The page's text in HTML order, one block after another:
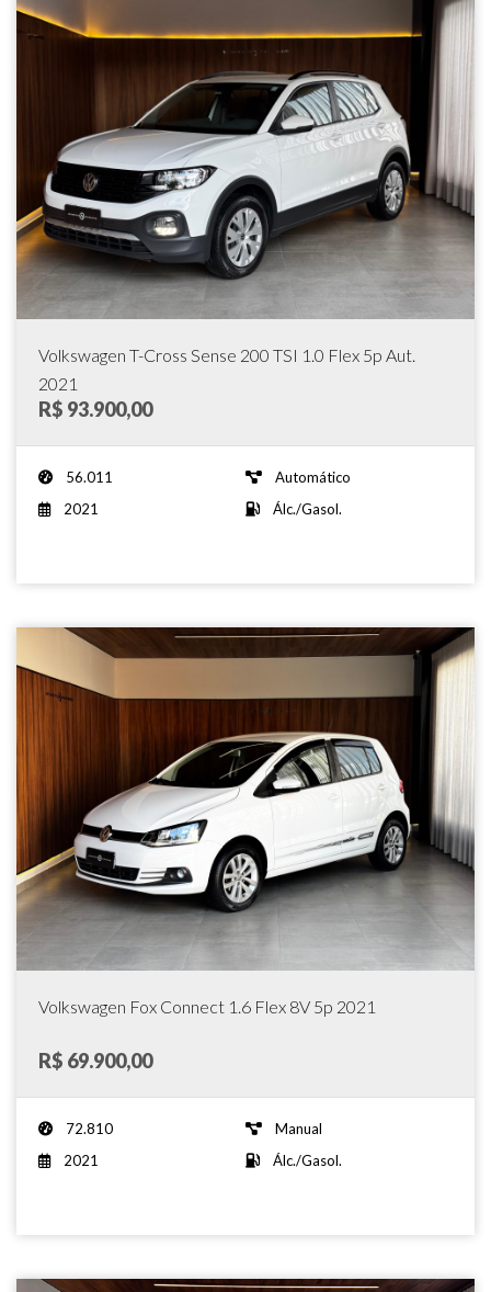
Volkswagen T-Cross Sense 200 TSI 1.0 Flex 5p Aut.
2021
R$ 93.900,00
56.011
Automático
2021
Álc./Gasol.
Volkswagen Fox Connect 1.6 Flex 8V 5p 2021
R$ 69.900,00
72.810
Manual
2021
Álc./Gasol.